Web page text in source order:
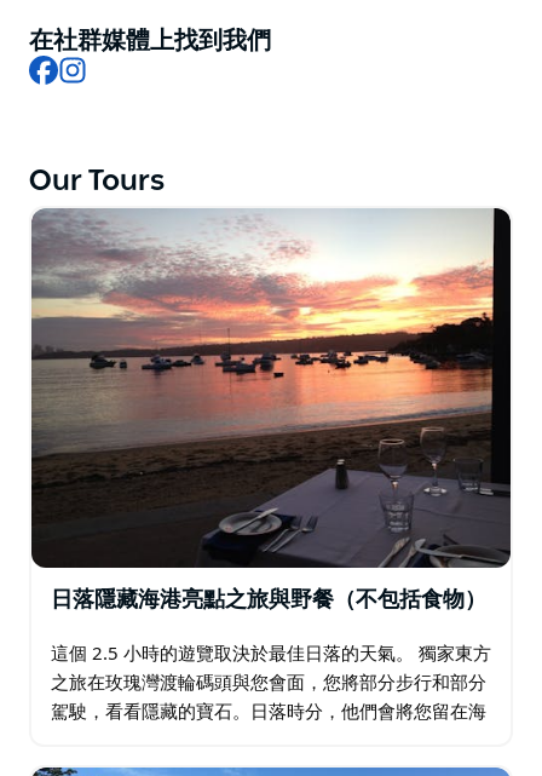
他們將步行或開車穿過雪梨港濱水區備受追捧的東郊房地
產區，這些房地產區位於玫瑰灣、沃森灣和沃克呂茲。
他們在車上備有標有目的地標籤的瓶子和毛巾供購買。它
們製作出精美的紀念品。
請攜帶一個小背包，讓您可以繼續在著名的邦迪海灘
(Bondi Beach) 度過您的一天，距離您的目的地有十分鐘
車程。享用完當地午餐後，享受受歡迎的海濱漫步。
如果需要協助前往玫瑰灣渡輪碼頭的起點，請諮詢。
在社群媒體上找到我們
Facebook
Our Tours
日落隱藏海港亮點之旅與野餐（不包括食物）
這個 2.5 小時的遊覽取決於最佳日落的天氣。 獨家東方
之旅在玫瑰灣渡輪碼頭與您會面，您將部分步行和部分
駕駛，看看隱藏的寶石。日落時分，他們會將您留在海
您的野餐）或 Exclusive…